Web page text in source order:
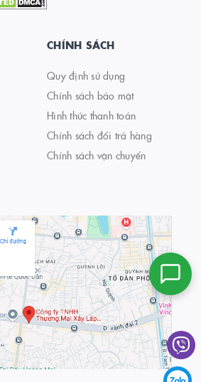
CHÍNH SÁCH
Quy định sử dụng
Chính sách bảo mật
Hình thức thanh toán
Chính sách đổi trả hàng
Chính sách vận chuyển